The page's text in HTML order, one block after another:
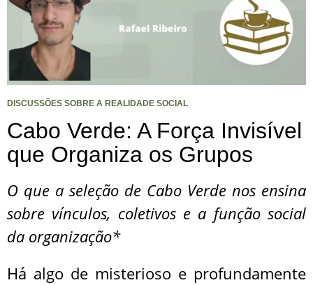
DISCUSSÕES SOBRE A REALIDADE SOCIAL
Cabo Verde: A Força Invisível
que Organiza os Grupos
O que a seleção de Cabo Verde nos ensina
sobre vínculos, coletivos e a função social
da organização*
Há algo de misterioso e profundamente